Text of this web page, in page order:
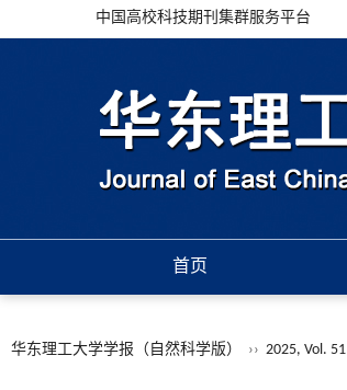
中国高校科技期刊集群服务平台
首页
华东理工大学学报（自然科学版） ›› 2025, Vol. 51